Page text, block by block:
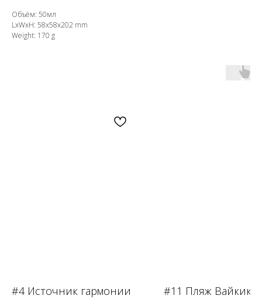
Объём: 50мл
LxWxH: 58x58x202 mm
Weight: 170 g
#4 Источник гармонии #11 Пляж Вайкики